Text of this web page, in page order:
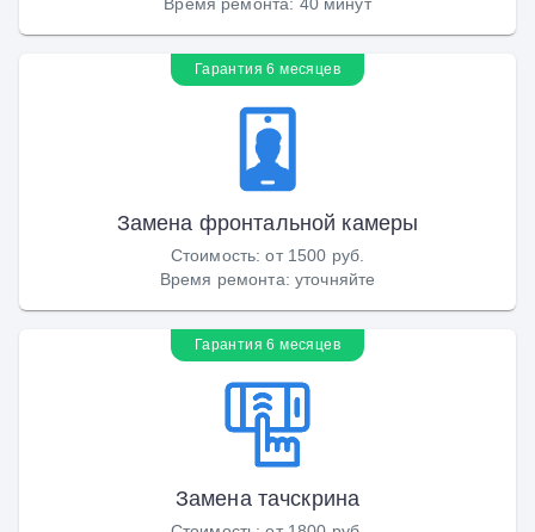
Гарантия 6 месяцев
Замена фронтальной камеры
Стоимость:от 1500 руб.
Время ремонта: уточняйте
Гарантия 6 месяцев
Замена тачскрина